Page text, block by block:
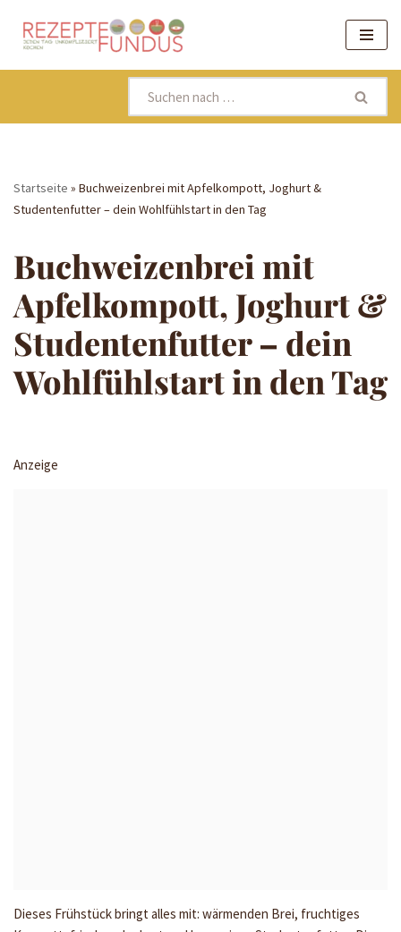
Zum
Inhalt
Startseite » Buchweizenbrei mit Apfelkompott, Joghurt &
Studentenfutter – dein Wohlfühlstart in den Tag
Buchweizenbrei mit
Apfelkompott, Joghurt &
Studentenfutter – dein
Wohlfühlstart in den Tag
Anzeige
Dieses Frühstück bringt alles mit: wärmenden Brei, fruchtiges